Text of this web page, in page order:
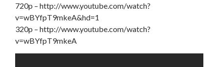
720p – http://www.youtube.com/watch?
v=wBYfpT9mkeA&hd=1
320p – http://www.youtube.com/watch?
v=wBYfpT9mkeA